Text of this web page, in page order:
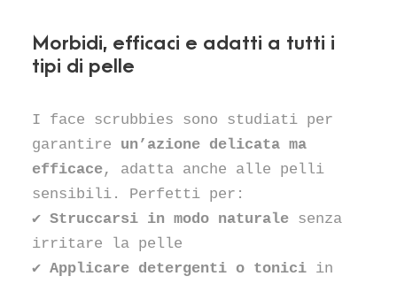
Morbidi, efficaci e adatti a tutti i
tipi di pelle
I face scrubbies sono studiati per
garantire un’azione delicata ma
efficace, adatta anche alle pelli
sensibili. Perfetti per:
✔ Struccarsi in modo naturale senza
irritare la pelle
✔ Applicare detergenti o tonici in